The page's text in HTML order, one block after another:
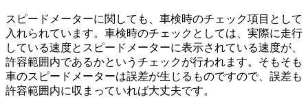
スピードメーターに関しても、車検時のチェック項目として
入れられています。車検時のチェックとしては、実際に走行
している速度とスピードメーターに表示されている速度が、
許容範囲内であるかというチェックが行われます。そもそも
車のスピードメーターは誤差が生じるものですので、誤差も
許容範囲内に収まっていれば大丈夫です。